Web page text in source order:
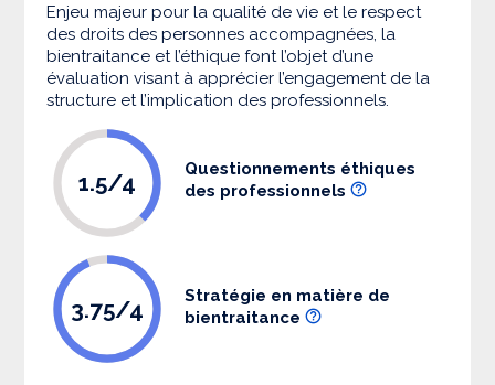
Enjeu majeur pour la qualité de vie et le respect
des droits des personnes accompagnées, la
bientraitance et l’éthique font l’objet d’une
évaluation visant à apprécier l’engagement de la
structure et l’implication des professionnels.
1.5/4
Questionnements éthiques
des professionnels
3.75/4
Stratégie en matière de
bientraitance